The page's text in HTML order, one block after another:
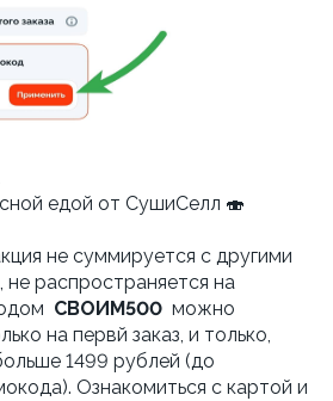
едой от СушиСелл 🍣
не суммируется с другими
не распространяется на
СВОИМ500 можно
на первй заказ, и только,
1499 рублей (до
Ознакомиться с картой и